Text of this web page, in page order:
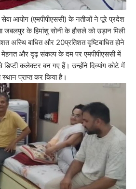
आयोग (एमपीपीएससी) के नतीजों ने पूरे प्रदेश
जबलपुर के हिमांशु सोनी के हौसले को उड़ान मिली
अस्थि बाधित और 20प्रतिशत दृष्टिबाधित होने
मेहनत और दृढ़ संकल्प के दम पर एमपीपीएससी में
कलेक्टर बन गए हैं। उन्होंने दिव्यांग कोटे में
स्थान प्राप्त कर किया है।